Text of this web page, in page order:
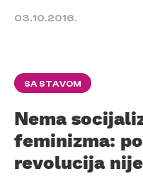
03.10.2016.
SA STAVOM
Nema
feminizma:
revolucija